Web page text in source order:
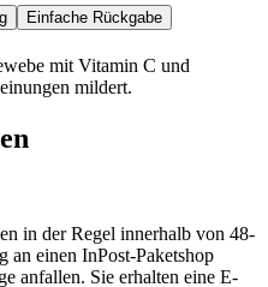
Einfache Rückgabe
mit Vitamin C und
mildert.
in der Regel innerhalb von 48-
an einen InPost-Paketshop
anfallen. Sie erhalten eine E-